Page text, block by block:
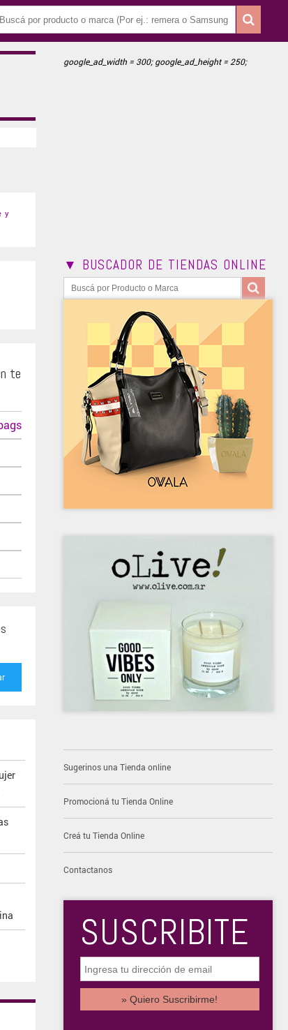
y
te
google_ad_width = 300; google_ad_height = 250;
▼ BUSCADOR DE TIENDAS ONLINE
Sugerinos una Tienda online
Promocioná tu Tienda Online
Creá tu Tienda Online
Contactanos
SUSCRIBITE